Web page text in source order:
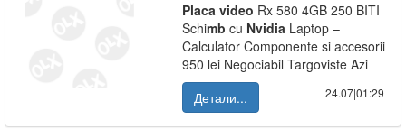
Placa video Rx 580 4GB 250 BITI
Schimb cu Nvidia Laptop –
Calculator Componente si accesorii
950 lei Negociabil Targoviste Azi
Детали...
24.07|01:29